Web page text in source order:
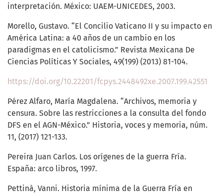
interpretación. México: UAEM-UNICEDES, 2003.
Morello, Gustavo. “El Concilio Vaticano II y su impacto en
América Latina: a 40 años de un cambio en los
paradigmas en el catolicismo.” Revista Mexicana De
Ciencias Políticas Y Sociales, 49(199) (2013) 81-104.
https://doi.org/10.22201/fcpys.2448492xe.2007.199.42551
Pérez Alfaro, María Magdalena. “Archivos, memoria y
censura. Sobre las restricciones a la consulta del fondo
DFS en el AGN-México.” Historia, voces y memoria, núm.
11, (2017) 121-133.
Pereira Juan Carlos. Los orígenes de la guerra Fría.
España: arco libros, 1997.
Pettinà, Vanni. Historia mínima de la Guerra Fría en